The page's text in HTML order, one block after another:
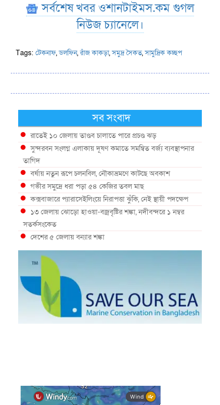
সর্বশেষ খবর ওশানটাইমস.কম গুগল
নিউজ চ্যানেলে।
Tags:টেকনাফ,ডলফিন,রাঁজ কাকড়া,সমুদ্র সৈকত,সামুদ্রিক কচ্ছপ
সব সংবাদ
রাতেই ১০ জেলায় তাণ্ডব চালাতে পারে প্রচণ্ড ঝড়
সুন্দরবন সংলগ্ন এলাকায় দূষণ কমাতে সমন্বিত বর্জ্য ব্যবস্থাপনার
তাগিদ
বর্ষায় নতুন রূপে চলনবিল, নৌকাভ্রমণে কাটছে অবকাশ
গভীর সমুদ্রে ধরা পড়া ৫৪ কেজির তবল মাছ
কক্সবাজারে প্যারাসেইলিংয়ে নিরাপত্তা ঝুঁকি, নেই স্থায়ী পদক্ষেপ
১৩ জেলায় ঝোড়ো হাওয়া-বজ্রবৃষ্টির শঙ্কা, নদীবন্দরে ১ নম্বর
সতর্কসংকেত
দেশের ৫ জেলায় বন্যার শঙ্কা
দেশের বিভিন্ন অঞ্চলে বজ্রবৃষ্টির আভাস, ঢাকার আকাশও মেঘলা
আগস্টে টানা বৃষ্টি ও বন্যার আভাস, সাগরে একাধিক লঘুচাপের
শঙ্কা
স্বস্তি ও শঙ্কার পূর্বাভাস দিল আবহাওয়া